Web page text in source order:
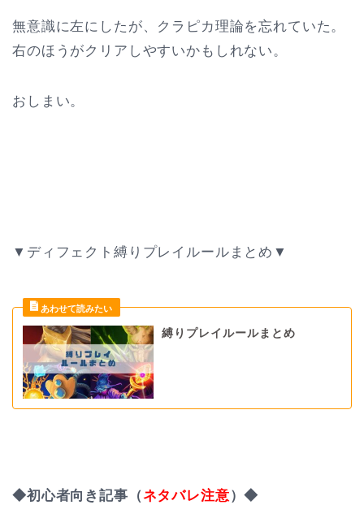
無意識に左にしたが、クラピカ理論を忘れていた。
右のほうがクリアしやすいかもしれない。
おしまい。
▼ディフェクト縛りプレイルールまとめ▼
縛りプレイルールまとめ
◆初心者向き記事（ ネタバレ注意）◆